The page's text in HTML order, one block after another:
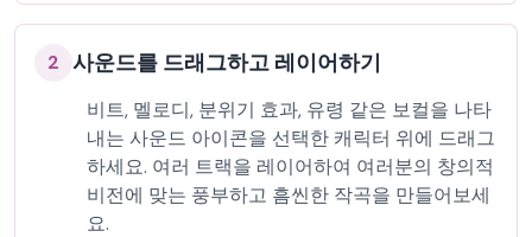
2 사운드를 드래그하고 레이어하기
비트, 멜로디, 분위기 효과, 유령 같은 보컬을 나타
내는 사운드 아이콘을 선택한 캐릭터 위에 드래그
하세요. 여러 트랙을 레이어하여 여러분의 창의적
비전에 맞는 풍부하고 흠씬한 작곡을 만들어보세
요.